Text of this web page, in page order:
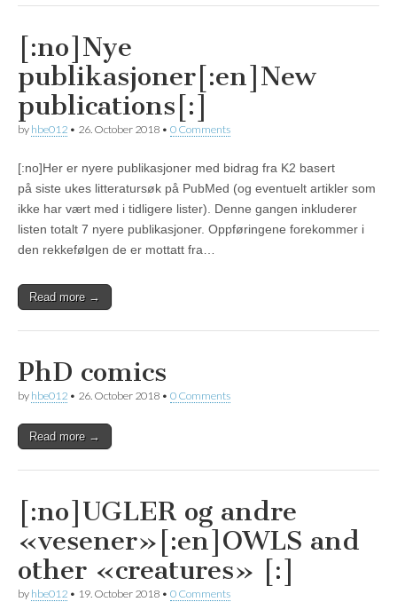
[:no]Nye
publikasjoner[:en]New
publications[:]
by hbe012 • 26. October 2018 • 0 Comments
[:no]Her er nyere publikasjoner med bidrag fra K2 basert
på siste ukes litteratursøk på PubMed (og eventuelt artikler som
ikke har vært med i tidligere lister). Denne gangen inkluderer
listen totalt 7 nyere publikasjoner. Oppføringene forekommer i
den rekkefølgen de er mottatt fra…
Read more →
PhD comics
by hbe012 • 26. October 2018 • 0 Comments
Read more →
[:no]UGLER og andre
«vesener»[:en]OWLS and
other «creatures» [:]
by hbe012 • 19. October 2018 • 0 Comments